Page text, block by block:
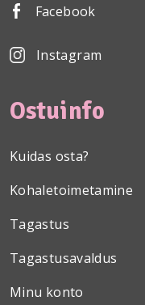
Facebook
Instagram
Ostuinfo
Kuidas osta?
Kohaletoimetamine
Tagastus
Tagastusavaldus
Minu konto